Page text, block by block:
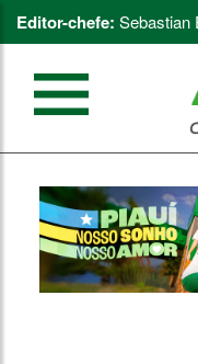
Editor-chefe: Sebastian